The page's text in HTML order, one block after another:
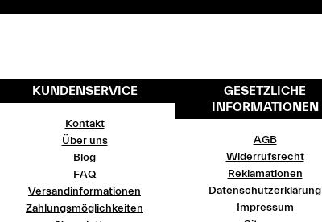
KUNDENSERVICE
Kontakt
Über uns
Blog
FAQ
Versandinformationen
Zahlungsmöglichkeiten
GESETZLICHE
INFORMATIONEN
AGB
Widerrufsrecht
Reklamationen
Datenschutzerklärung
Impressum